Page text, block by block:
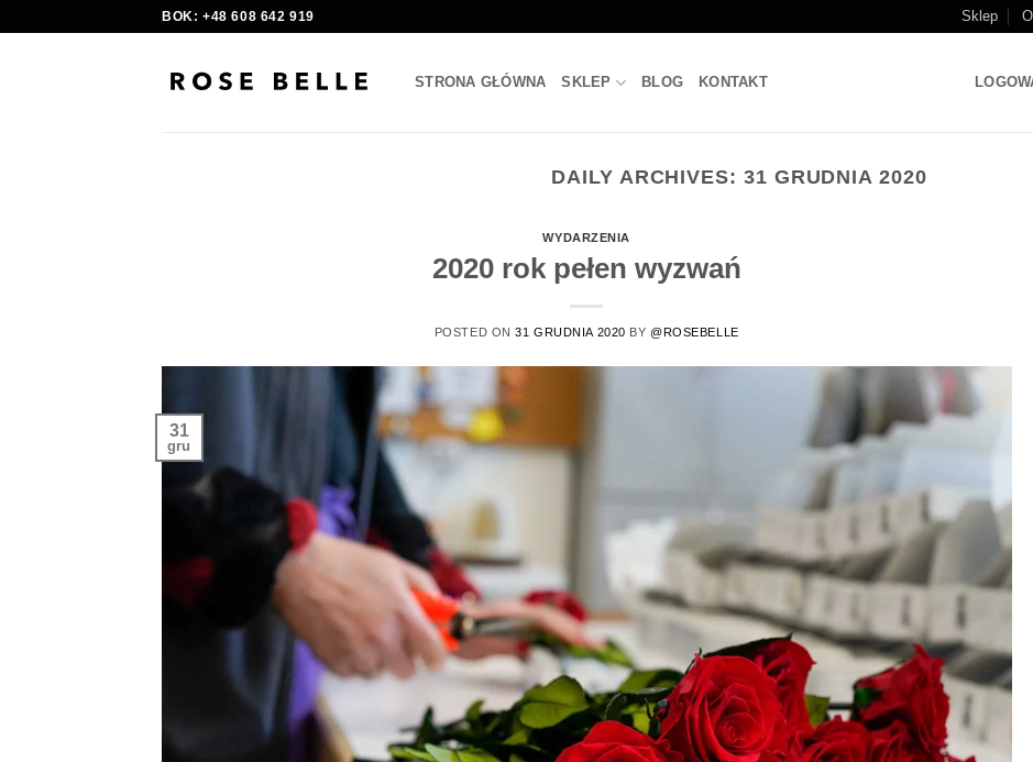
BOK: +48 608 642 919 Sklep
STRONA GŁÓWNA SKLEP BLOG KONTAKT
DAILY ARCHIVES: 31 GRUDNIA 2020
WYDARZENIA
2020 rok pełen wyzwań
POSTED ON31 GRUDNIA 2020 BY@ROSEBELLE
31
gru